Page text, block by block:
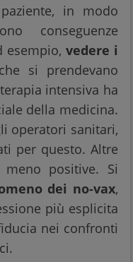
in modo
conseguenze
esempio, vedere i
che si prendevano
intensiva ha
della medicina.
operatori sanitari,
per questo. Altre
meno positive. Si
dei no-vax,
più esplicita
nei confronti